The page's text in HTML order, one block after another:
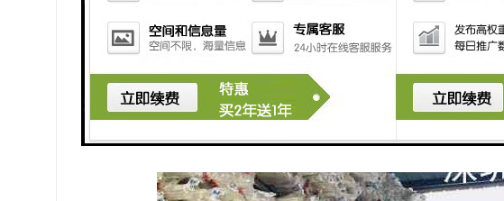
物，PP-R管材是由PP-R树脂经挤出成型而成。